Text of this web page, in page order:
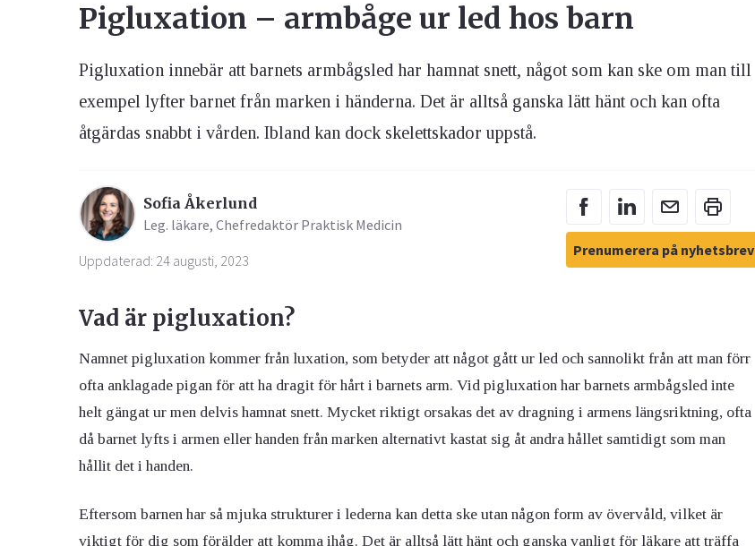
Pigluxation – armbåge ur led hos barn
Pigluxation innebär att barnets armbågsled har hamnat snett, något som kan ske om man till
exempel lyfter barnet från marken i händerna. Det är alltså ganska lätt hänt och kan ofta
åtgärdas snabbt i vården. Ibland kan dock skelettskador uppstå.
Sofia Åkerlund
Leg. läkare, Chefredaktör Praktisk Medicin
Uppdaterad: 24 augusti, 2023
Prenumerera på nyhetsbrev
Vad är pigluxation?
Namnet pigluxation kommer från luxation, som betyder att något gått ur led och sannolikt från att man förr
ofta anklagade pigan för att ha dragit för hårt i barnets arm. Vid pigluxation har barnets armbågsled inte
helt gängat ur men delvis hamnat snett. Mycket riktigt orsakas det av dragning i armens längsriktning, ofta
då barnet lyfts i armen eller handen från marken alternativt kastat sig åt andra hållet samtidigt som man
hållit det i handen.
Eftersom barnen har så mjuka strukturer i lederna kan detta ske utan någon form av övervåld, vilket är
viktigt för dig som förälder att komma ihåg. Det är alltså lätt hänt och ganska vanligt för läkare att träffa